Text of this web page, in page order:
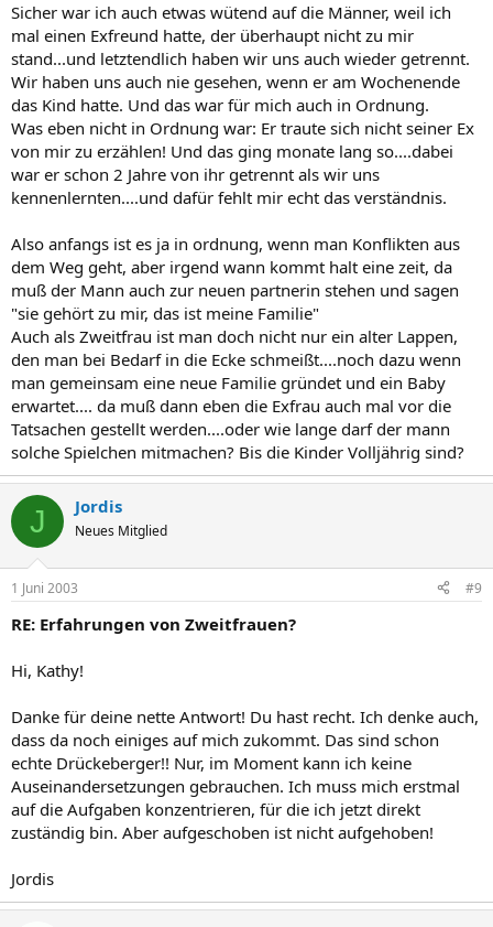
Sicher war ich auch etwas wütend auf die Männer, weil ich
mal einen Exfreund hatte, der überhaupt nicht zu mir
stand...und letztendlich haben wir uns auch wieder getrennt.
Wir haben uns auch nie gesehen, wenn er am Wochenende
das Kind hatte. Und das war für mich auch in Ordnung.
Was eben nicht in Ordnung war: Er traute sich nicht seiner Ex
von mir zu erzählen! Und das ging monate lang so....dabei
war er schon 2 Jahre von ihr getrennt als wir uns
kennenlernten....und dafür fehlt mir echt das verständnis.
Also anfangs ist es ja in ordnung, wenn man Konflikten aus
dem Weg geht, aber irgend wann kommt halt eine zeit, da
muß der Mann auch zur neuen partnerin stehen und sagen
"sie gehört zu mir, das ist meine Familie"
Auch als Zweitfrau ist man doch nicht nur ein alter Lappen,
den man bei Bedarf in die Ecke schmeißt....noch dazu wenn
man gemeinsam eine neue Familie gründet und ein Baby
erwartet.... da muß dann eben die Exfrau auch mal vor die
Tatsachen gestellt werden....oder wie lange darf der mann
solche Spielchen mitmachen? Bis die Kinder Volljährig sind?
J Jordis
Neues Mitglied
1 Juni 2003 #9
RE: Erfahrungen von Zweitfrauen?
Hi, Kathy!
Danke für deine nette Antwort! Du hast recht. Ich denke auch,
dass da noch einiges auf mich zukommt. Das sind schon
echte Drückeberger!! Nur, im Moment kann ich keine
Auseinandersetzungen gebrauchen. Ich muss mich erstmal
auf die Aufgaben konzentrieren, für die ich jetzt direkt
zuständig bin. Aber aufgeschoben ist nicht aufgehoben!
Jordis